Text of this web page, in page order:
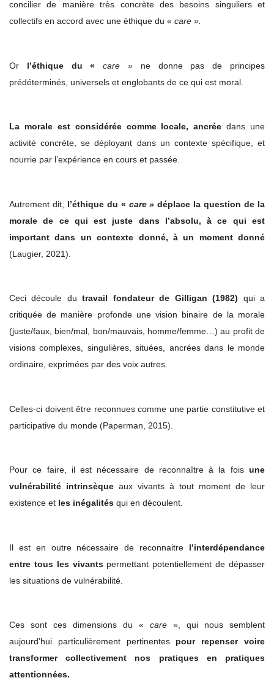
concilier de manière très concrète des besoins singuliers et
collectifs en accord avec une éthique du « care ».
Or l’éthique du «care » ne donne pas de principes
prédéterminés, universels et englobants de ce qui est moral.
La morale est considérée comme locale, ancrée dans une
activité concrète, se déployant dans un contexte spécifique, et
nourrie par l’expérience en cours et passée.
Autrement dit, l’éthique du « care »déplace la question de la
morale de ce qui est juste dans l’absolu, à ce qui est
important dans un contexte donné, à un moment donné
(Laugier, 2021).
Ceci découle dutravail fondateur de Gilligan (1982) qui a
critiquée de manière profonde une vision binaire de la morale
(juste/faux, bien/mal, bon/mauvais, homme/femme…) au profit de
visions complexes, singulières, situées, ancrées dans le monde
ordinaire, exprimées par des voix autres.
Celles-ci doivent être reconnues comme une partie constitutive et
participative du monde (Paperman, 2015).
Pour ce faire, il est nécessaire de reconnaître à la fois une
vulnérabilité intrinsèque aux vivants à tout moment de leur
existence et les inégalités qui en découlent.
Il est en outre nécessaire de reconnaitre l’interdépendance
entre tous les vivantspermettant potentiellement de dépasser
les situations de vulnérabilité.
Ces sont ces dimensions du « care », qui nous semblent
aujourd’hui particulièrement pertinentes pour repenser voire
transformer collectivement nos pratiques en pratiques
attentionnées.